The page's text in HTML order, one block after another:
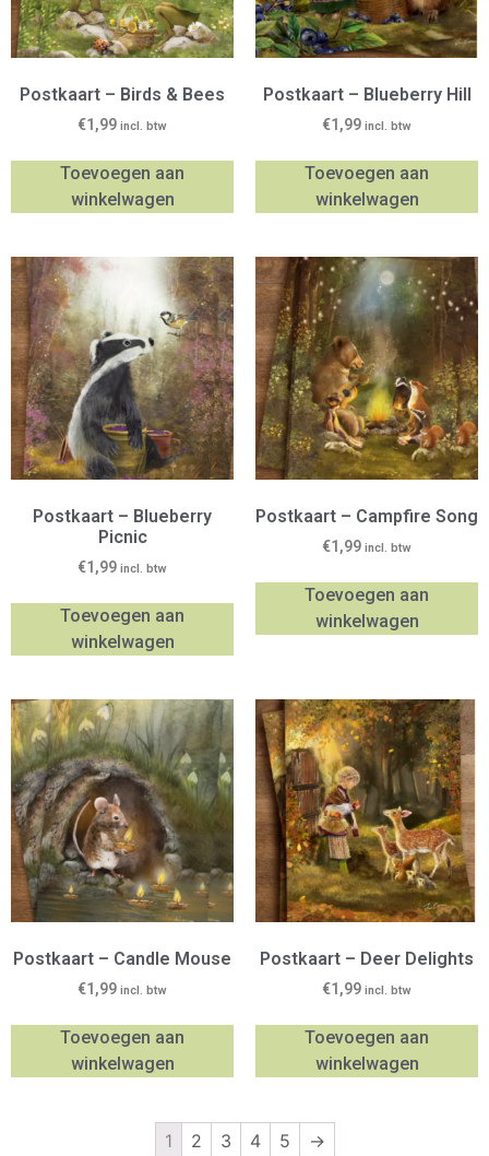
Postkaart – Birds & Bees
€1,99 incl. btw
Toevoegen aan
winkelwagen
Postkaart – Blueberry Hill
€1,99 incl. btw
Toevoegen aan
winkelwagen
Postkaart – Blueberry
Picnic
€1,99 incl. btw
Toevoegen aan
winkelwagen
Postkaart – Campfire Song
€1,99 incl. btw
Toevoegen aan
winkelwagen
Postkaart – Candle Mouse
€1,99 incl. btw
Toevoegen aan
winkelwagen
Postkaart – Deer Delights
€1,99 incl. btw
Toevoegen aan
winkelwagen
1 2 3 4 5 →